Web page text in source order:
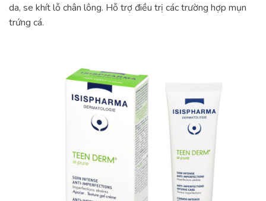
da, se khít lỗ chân lông. Hỗ trợ điều trị các trường hợp mụn
trứng cá.